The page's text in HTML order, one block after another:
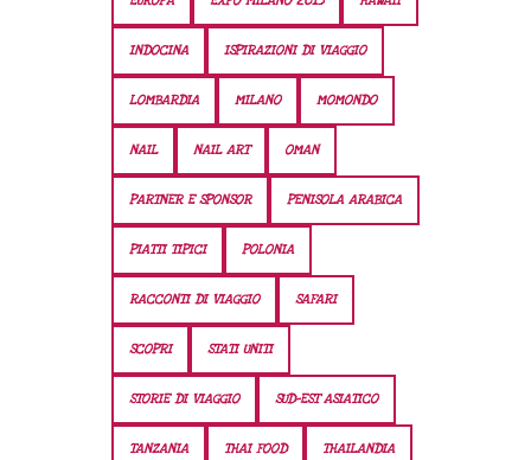
INDOCINA ISPIRAZIONI DI VIAGGIO
LOMBARDIA MILANO MOMONDO
NAIL NAIL ART OMAN
PARTNER E SPONSOR PENISOLA ARABICA
PIATTI TIPICI POLONIA
RACCONTI DI VIAGGIO SAFARI
SCOPRI STATI UNITI
STORIE DI VIAGGIO SUD-EST ASIATICO
TANZANIA THAI FOOD THAILANDIA